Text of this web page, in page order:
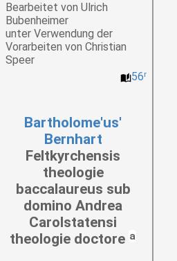
Bearbeitet von Ulrich
Bubenheimer
unter Verwendung der
Vorarbeiten von Christian
Speer
56r
Bartholome'us'
Bernhart
Feltkyrchensis
theologie
baccalaureus sub
domino Andrea
Carolstatensi
theologie doctore a